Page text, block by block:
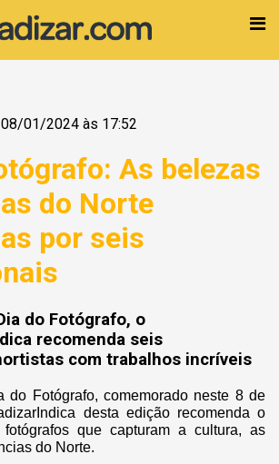
01/2024 às 17:52
As belezas
do Norte
por seis
do Fotógrafo, o
recomenda seis
com trabalhos incríveis
do Fotógrafo, comemorado neste 8 de
desta edição recomenda o
que capturam a cultura, as
do Norte.